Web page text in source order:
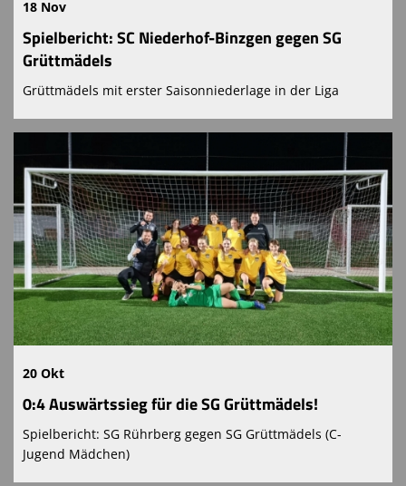
18 Nov
Spielbericht: SC Niederhof-Binzgen gegen SG
Grüttmädels
Grüttmädels mit erster Saisonniederlage in der Liga
20 Okt
0:4 Auswärtssieg für die SG Grüttmädels!
Spielbericht: SG Rührberg gegen SG Grüttmädels (C-
Jugend Mädchen)